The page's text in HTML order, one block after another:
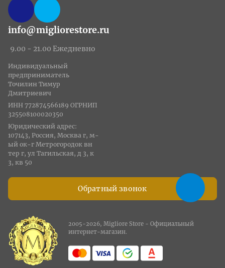
info@migliorestore.ru
9.00 - 21.00 Ежедневно
Обратный звонок
Индивидуальный
предприниматель
Точилин Тимур
Дмитриевич
ИНН 772874566189 ОГРНИП
325508100020350
Юридический адрес:
107143, Россия, Москва г, м-
ый ок-г Метрогородок вн
тер г, ул Тагильская, д 3, к
3, кв 50
2005-2026, Migliore Store - Официальный
интернет-магазин.